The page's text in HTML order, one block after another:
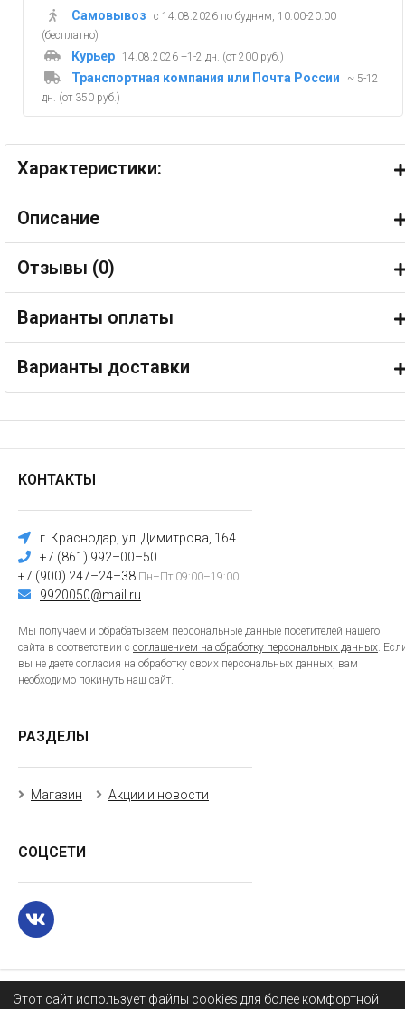
Этот сайт использует файлы cookies для более комфортной
Самовывоз
с 14.08.2026 по будням, 10:00-20:00
(бесплатно)
Курьер 14.08.2026 +1-2 дн. (от 200 руб.)
Транспортная компания или Почта России
~ 5-12
дн. (от 350 руб.)
Характеристики:
Описание
Отзывы (0)
Варианты оплаты
Варианты доставки
КОНТАКТЫ
г. Краснодар, ул. Димитрова, 164
+7 (861) 992–00–50
+7 (900) 247–24–38 Пн–Пт 09:00–19:00
9920050@mail.ru
Мы получаем и обрабатываем персональные данные посетителей нашего
сайта в соответствии с соглашением на обработку персональных данных.
вы не даете согласия на обработку своих персональных данных, вам
необходимо покинуть наш сайт.
РАЗДЕЛЫ
Магазин Акции и новости
СОЦСЕТИ